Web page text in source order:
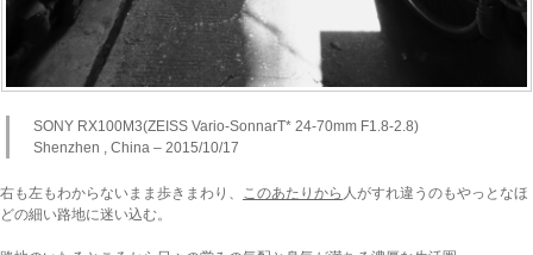
SONY RX100M3(ZEISS Vario-SonnarT* 24-70mm F1.8-2.8)
Shenzhen , China – 2015/10/17
右も左もわからないまま歩きまわり、 このあたりから 人がすれ違うのもやっとなほ
どの細い路地に迷い込む。